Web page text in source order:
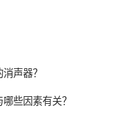
声器？
些因素有关？